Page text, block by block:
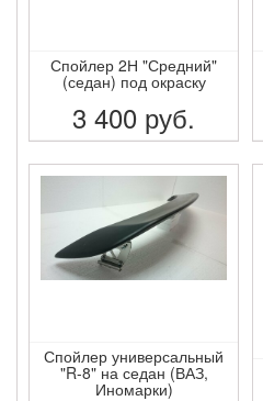
Спойлер 2Н "Средний"
(седан) под окраску
3 400 руб.
ПОДРОБНЕЕ
Спойлер универсальный
"R-8" на седан (ВАЗ,
Иномарки)